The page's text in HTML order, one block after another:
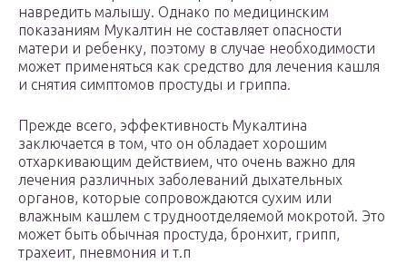
навредить малышу. Однако по медицинским
показаниям Мукалтин не составляет опасности
матери и ребенку, поэтому в случае необходимости
может применяться как средство для лечения кашля
и снятия симптомов простуды и гриппа.
Прежде всего, эффективность Мукалтина
заключается в том, что он обладает хорошим
отхаркивающим действием, что очень важно для
лечения различных заболеваний дыхательных
органов, которые сопровождаются сухим или
влажным кашлем с трудноотделяемой мокротой. Это
может быть обычная простуда, бронхит, грипп,
трахеит, пневмония и т.п